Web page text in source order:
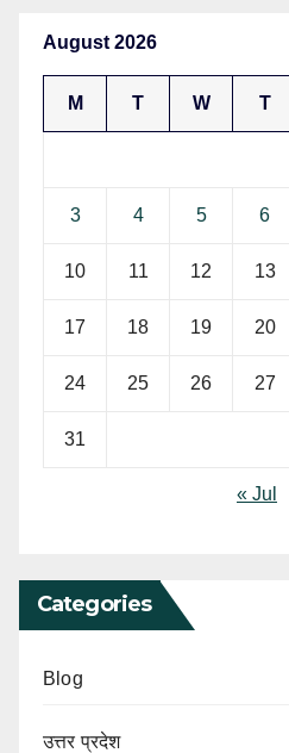
August 2026
M T W T
3 4 5 6
10 11 12 13
17 18 19 20
24 25 26 27
31
« Jul
Categories
Blog
उत्तर प्रदेश